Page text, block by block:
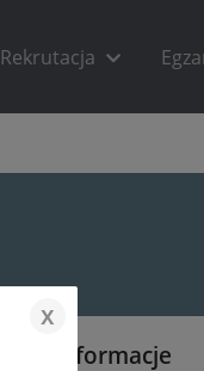
Rekrutacja
Informacje
x